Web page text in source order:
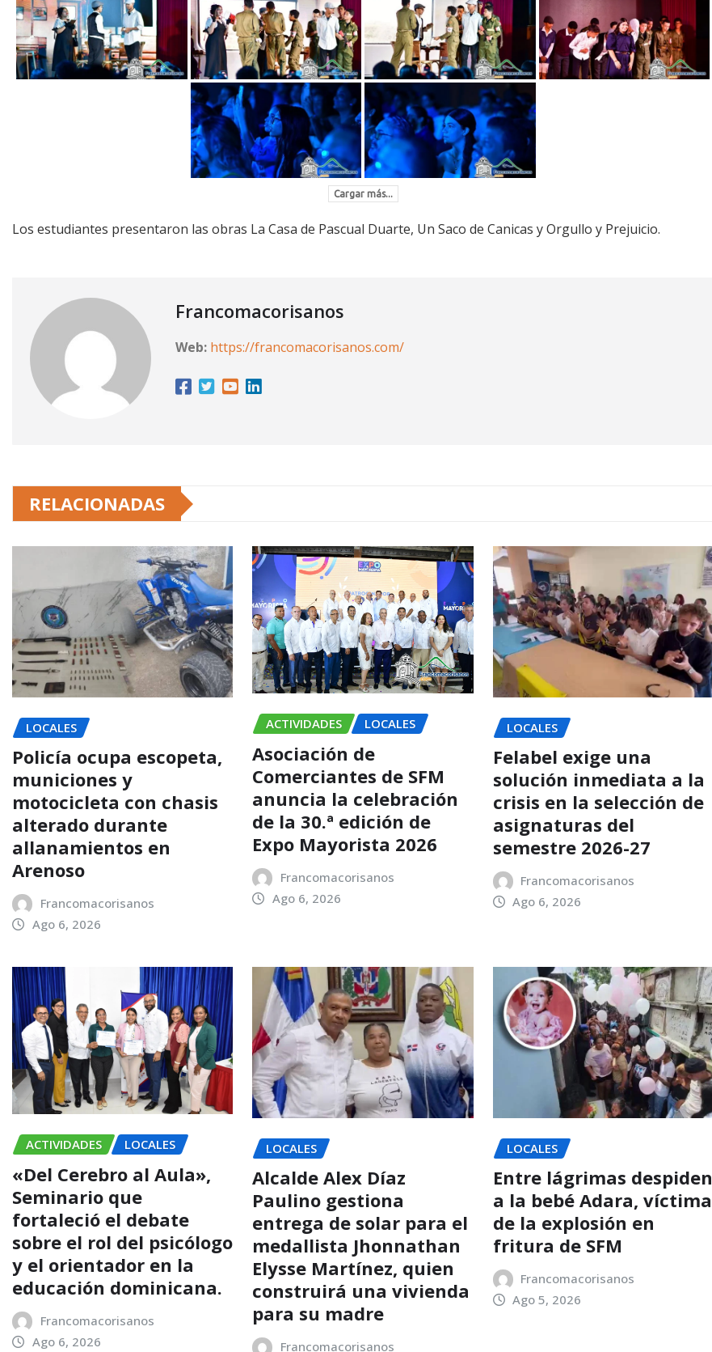
Cargar más...
Los estudiantes presentaron las obras La Casa de Pascual Duarte, Un Saco de Canicas y Orgullo y Prejuicio.
Francomacorisanos
Web: https://francomacorisanos.com/
RELACIONADAS
LOCALES
Policía ocupa escopeta,
municiones y
motocicleta con chasis
alterado durante
allanamientos en
Arenoso
Francomacorisanos
Ago 6, 2026
ACTIVIDADES LOCALES
Asociación de
Comerciantes de SFM
anuncia la celebración
de la 30.ª edición de
Expo Mayorista 2026
Francomacorisanos
Ago 6, 2026
LOCALES
Felabel exige una
solución inmediata a la
crisis en la selección de
asignaturas del
semestre 2026-27
Francomacorisanos
Ago 6, 2026
ACTIVIDADES LOCALES
«Del Cerebro al Aula»,
Seminario que
fortaleció el debate
sobre el rol del psicólogo
y el orientador en la
educación dominicana.
Francomacorisanos
Ago 6, 2026
LOCALES
Alcalde Alex Díaz
Paulino gestiona
entrega de solar para el
medallista Jhonnathan
Elysse Martínez, quien
construirá una vivienda
para su madre
Francomacorisanos
LOCALES
Entre lágrimas despiden
a la bebé Adara, víctima
de la explosión en
fritura de SFM
Francomacorisanos
Ago 5, 2026